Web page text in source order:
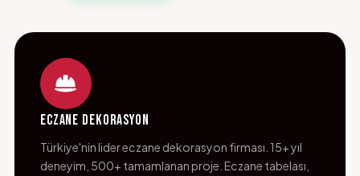
Eczane Dekorasyon
Türkiye'nin lider eczane dekorasyon firması. 15+ yıl
deneyim, 500+ tamamlanan proje. Eczane tabelası,